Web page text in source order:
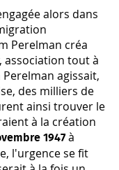
alors dans
Perelman créa
association tout à
agissait,
des milliers de
ainsi trouver le
à la création
1947 à
l'urgence se fit